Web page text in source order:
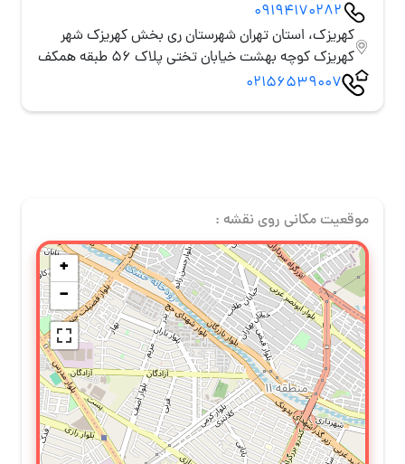
09194170282
كهریزك، استان تهران شهرستان ری بخش کهریزک شهر
کهریزک کوچه بهشت خیابان تختی پلاک 56 طبقه همکف
02156539007
موقعیت مکانی روی نقشه :
+
−